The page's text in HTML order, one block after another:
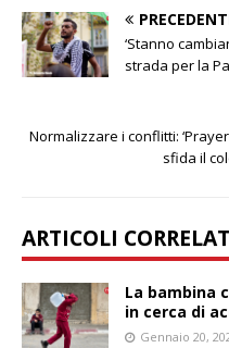
‘Stanno
strada per la
Normalizzare i conflitti:
sfida il
ARTICOLI
La bambina
in cerca di
Gennaio 20,